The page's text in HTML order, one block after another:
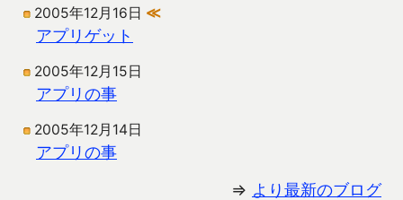
2005年12月16日 ≪
アプリゲット
2005年12月15日
アプリの事
2005年12月14日
アプリの事
⇒ より最新のブログ